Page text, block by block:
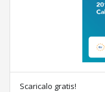
Scaricalo gratis!